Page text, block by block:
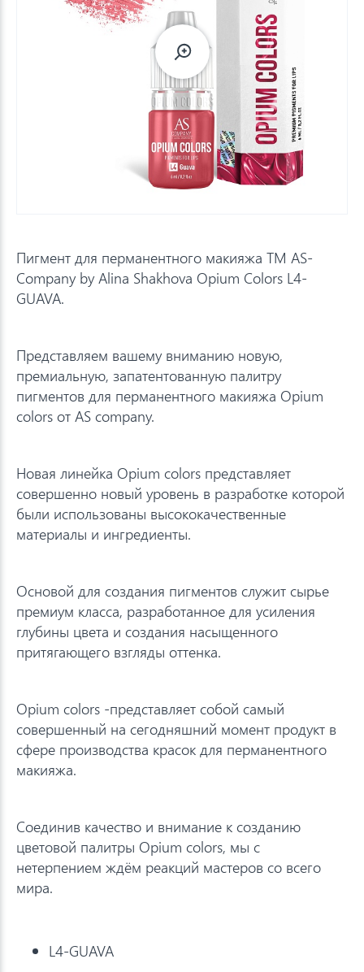
Пигмент для перманентного макияжа TM AS-
Company by Alina Shakhova Opium Colors L4-
GUAVA.
Представляем вашему вниманию новую,
премиальную, запатентованную палитру
пигментов для перманентного макияжа Opium
colors от AS company.
Новая линейка Opium colors представляет
совершенно новый уровень в разработке которой
были использованы высококачественные
материалы и ингредиенты.
Основой для создания пигментов служит сырье
премиум класса, разработанное для усиления
глубины цвета и создания насыщенного
притягающего взгляды оттенка.
Opium colors -представляет собой самый
совершенный на сегодняшний момент продукт в
сфере производства красок для перманентного
макияжа.
Соединив качество и внимание к созданию
цветовой палитры Opium colors, мы с
нетерпением ждём реакций мастеров со всего
мира.
L4-GUAVA